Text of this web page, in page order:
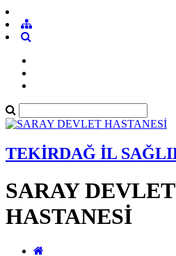
TEKİRDAĞ İL
SARAY DEVLET
HASTANESİ